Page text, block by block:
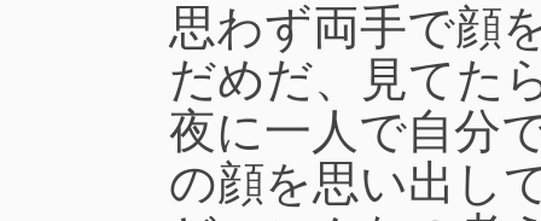
思わず両手で顔
だめだ、見てた
夜に一人で自分
の顔を思い出し